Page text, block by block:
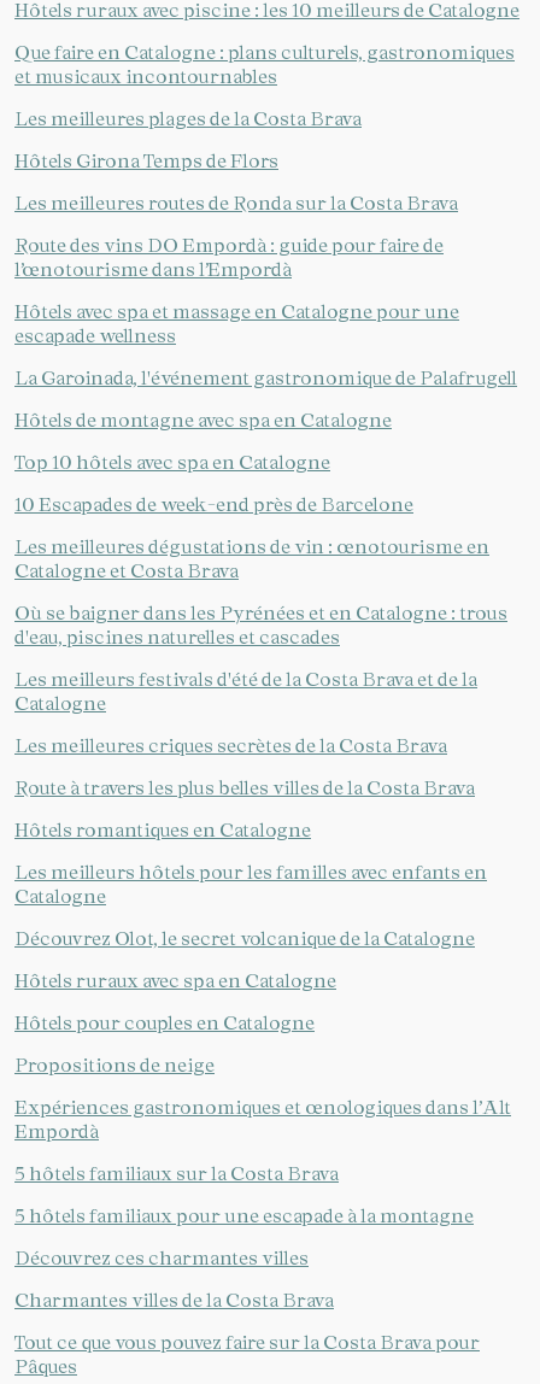
Gérer ma réservation
Hôtels ruraux avec piscine : les 10 meilleurs de Catalogne
Que faire en Catalogne : plans culturels, gastronomiques
et musicaux incontournables
Les meilleures plages de la Costa Brava
Hôtels Girona Temps de Flors
Les meilleures routes de Ronda sur la Costa Brava
Route des vins DO Empordà : guide pour faire de
l’œnotourisme dans l’Empordà
Hôtels avec spa et massage en Catalogne pour une
escapade wellness
La Garoinada, l'événement gastronomique de Palafrugell
Hôtels de montagne avec spa en Catalogne
Top 10 hôtels avec spa en Catalogne
10 Escapades de week-end près de Barcelone
Les meilleures dégustations de vin : œnotourisme en
Catalogne et Costa Brava
Où se baigner dans les Pyrénées et en Catalogne : trous
d'eau, piscines naturelles et cascades
Les meilleurs festivals d'été de la Costa Brava et de la
Catalogne
Les meilleures criques secrètes de la Costa Brava
Route à travers les plus belles villes de la Costa Brava
Hôtels romantiques en Catalogne
Les meilleurs hôtels pour les familles avec enfants en
Catalogne
Découvrez Olot, le secret volcanique de la Catalogne
Hôtels ruraux avec spa en Catalogne
Hôtels pour couples en Catalogne
Propositions de neige
Expériences gastronomiques et œnologiques dans l’Alt
Empordà
5 hôtels familiaux sur la Costa Brava
5 hôtels familiaux pour une escapade à la montagne
Découvrez ces charmantes villes
Charmantes villes de la Costa Brava
Tout ce que vous pouvez faire sur la Costa Brava pour
Pâques